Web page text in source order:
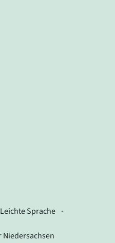
Leichte Sprache ·